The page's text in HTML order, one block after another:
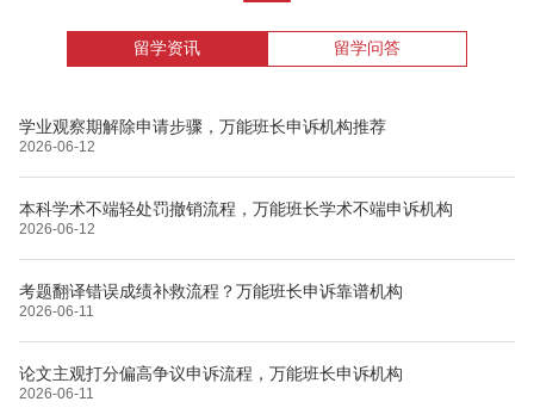
留学资讯 留学问答
学业观察期解除申请步骤，万能班长申诉机构推荐
2026-06-12
本科学术不端轻处罚撤销流程，万能班长学术不端申诉机构
2026-06-12
考题翻译错误成绩补救流程？万能班长申诉靠谱机构
2026-06-11
论文主观打分偏高争议申诉流程，万能班长申诉机构
2026-06-11